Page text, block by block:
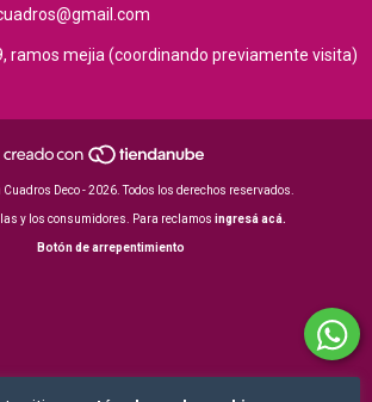
ramos mejia (coordinando previamente visita)
Deco - 2026. Todos los derechos reservados.
las y los consumidores. Para reclamos ingresá acá.
Botón de arrepentimiento